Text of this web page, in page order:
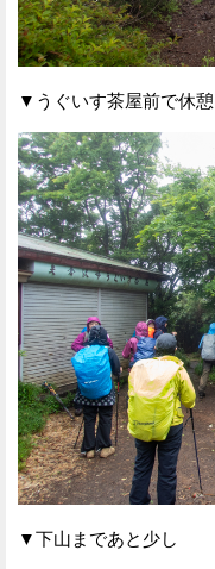
▼うぐいす茶屋前で休憩
▼下山まであと少し